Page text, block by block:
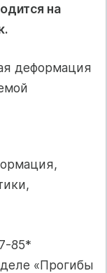
на
деформация
85*
«Прогибы